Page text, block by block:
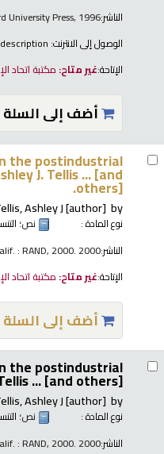
الناشر:University Press, 1996
الوصول إلى الانترنت:
الإتاحة:غير متاح: مكتبة اتحاد
أضف إلى السلة
the postindustrial
J. Tellis ... [and
others].
by
Ashley J[author]
نوع المادة : نص؛
الناشر:: RAND, 2000. 2000
الإتاحة:غير متاح: مكتبة اتحاد
أضف إلى السلة
the postindustrial
... [and others].
by
Ashley J[author]
نوع المادة : نص؛
الناشر:: RAND, 2000. 2000